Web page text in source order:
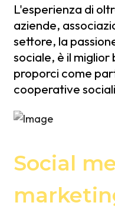
L'esperienza di
aziende,
settore, la
sociale, è il
proporci come
cooperative
Social